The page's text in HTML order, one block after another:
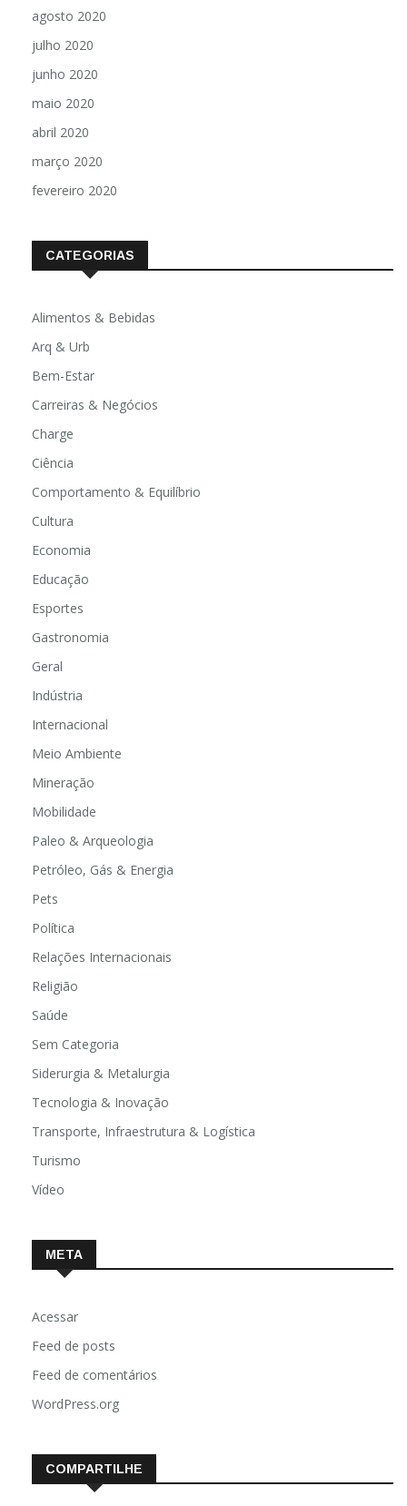
agosto 2020
julho 2020
junho 2020
maio 2020
abril 2020
março 2020
fevereiro 2020
CATEGORIAS
Alimentos & Bebidas
Arq & Urb
Bem-Estar
Carreiras & Negócios
Charge
Ciência
Comportamento & Equilíbrio
Cultura
Economia
Educação
Esportes
Gastronomia
Geral
Indústria
Internacional
Meio Ambiente
Mineração
Mobilidade
Paleo & Arqueologia
Petróleo, Gás & Energia
Pets
Política
Relações Internacionais
Religião
Saúde
Sem Categoria
Siderurgia & Metalurgia
Tecnologia & Inovação
Transporte, Infraestrutura & Logística
Turismo
Vídeo
META
Acessar
Feed de posts
Feed de comentários
WordPress.org
COMPARTILHE